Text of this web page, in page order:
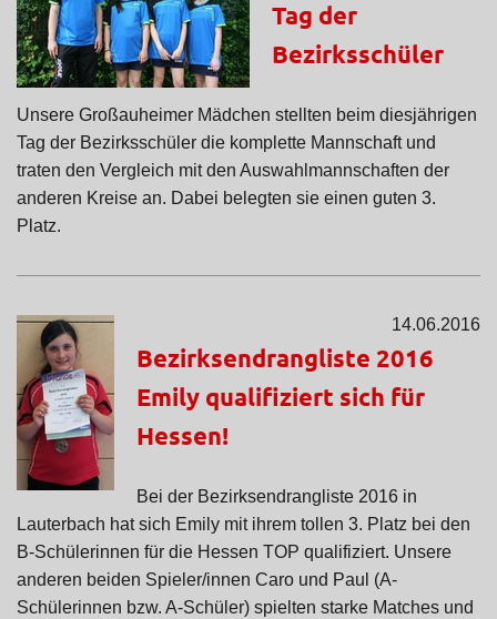
Tag der
Bezirksschüler
Unsere Großauheimer Mädchen stellten beim diesjährigen
Tag der Bezirksschüler die komplette Mannschaft und
traten den Vergleich mit den Auswahlmannschaften der
anderen Kreise an. Dabei belegten sie einen guten 3.
Platz.
14.06.2016
Bezirksendrangliste 2016
Emily qualifiziert sich für
Hessen!
Bei der Bezirksendrangliste 2016 in
Lauterbach hat sich Emily mit ihrem tollen 3. Platz bei den
B-Schülerinnen für die Hessen TOP qualifiziert. Unsere
anderen beiden Spieler/innen Caro und Paul (A-
Schülerinnen bzw. A-Schüler) spielten starke Matches und